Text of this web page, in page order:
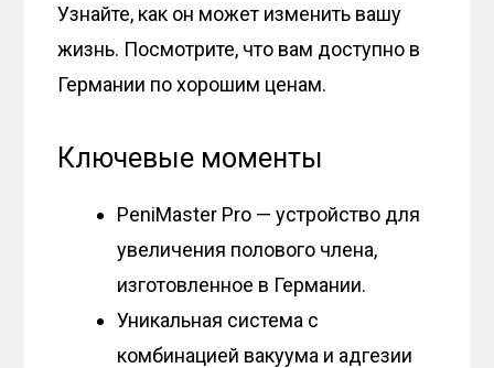
Узнайте, как он может изменить вашу
жизнь. Посмотрите, что вам доступно в
Германии по хорошим ценам.
Ключевые моменты
PeniMaster Pro — устройство для
увеличения полового члена,
изготовленное в Германии.
Уникальная система с
комбинацией вакуума и адгезии